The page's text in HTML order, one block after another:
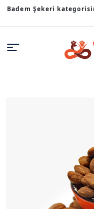
Badem Şekeri